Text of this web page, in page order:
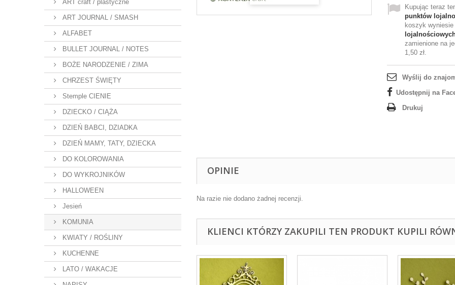
ART craft / plastyczne
ART JOURNAL / SMASH
ALFABET
BULLET JOURNAL / NOTES
BOŻE NARODZENIE / ZIMA
CHRZEST ŚWIĘTY
Stemple CIENIE
DZIECKO / CIĄŻA
DZIEŃ BABCI, DZIADKA
DZIEŃ MAMY, TATY, DZIECKA
DO KOLOROWANIA
DO WYKROJNIKÓW
HALLOWEEN
Jesień
KOMUNIA
KWIATY / ROŚLINY
KUCHENNE
LATO / WAKACJE
Kupując teraz
punktów
koszyk wyniesie
zamienione na
1,50 zł.
Wyślij do
Udostępnij na
Drukuj
OPINIE
Na razie nie dodano żadnej recenzji.
KLIENCI KTÓRZY ZAKUPILI TEN PRODUKT KUPILI